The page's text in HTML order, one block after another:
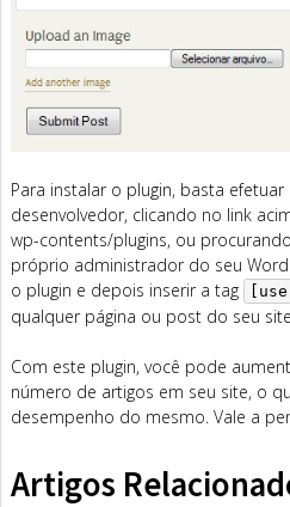
Para instalar o plugin, basta
desenvolvedor, clicando no link
wp-contents/plugins, ou
próprio administrador do seu
o plugin e depois inserir a tag
qualquer página ou post do seu
Com este plugin, você pode
número de artigos em seu site, o
desempenho do mesmo. Vale a
Artigos